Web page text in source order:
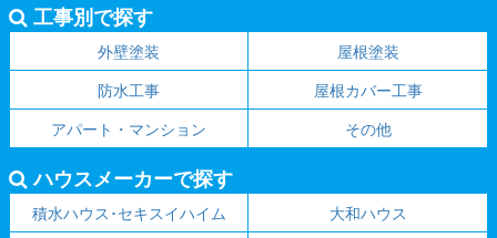
工事別で探す
外壁塗装
屋根塗装
防水工事
屋根カバー工事
アパート・マンション
その他
ハウスメーカーで探す
積水ハウス･セキスイハイム
大和ハウス